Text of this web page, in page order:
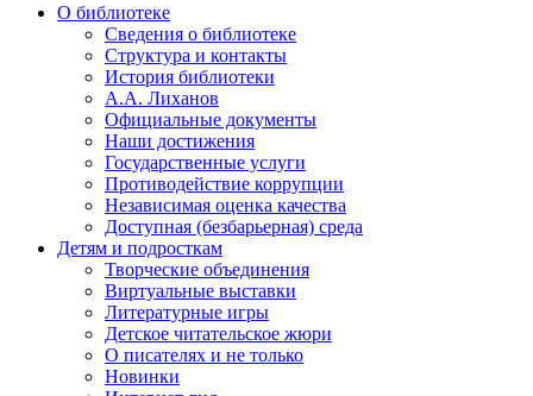
О библиотеке
Сведения о библиотеке
Структура и контакты
История библиотеки
А.А. Лиханов
Официальные документы
Наши достижения
Государственные услуги
Противодействие коррупции
Независимая оценка качества
Доступная (безбарьерная) среда
Детям и подросткам
Творческие объединения
Виртуальные выставки
Литературные игры
Детское читательское жюри
О писателях и не только
Новинки